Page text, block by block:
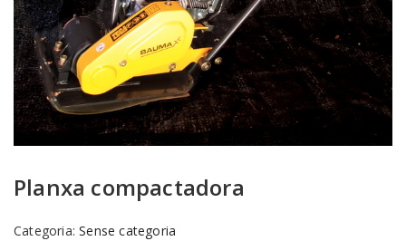
Planxa compactadora
Categoria:Sense categoria